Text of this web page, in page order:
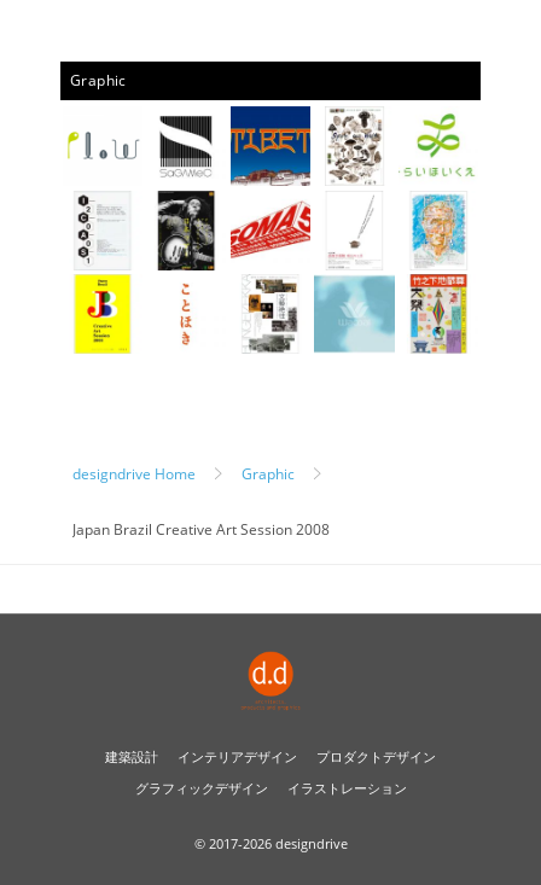
Graphic
designdrive Home Graphic
Japan Brazil Creative Art Session 2008
建築設計 インテリアデザイン
プロダクトデザイン
グラフィックデザイン
イラストレーション
© 2017-2026 designdrive